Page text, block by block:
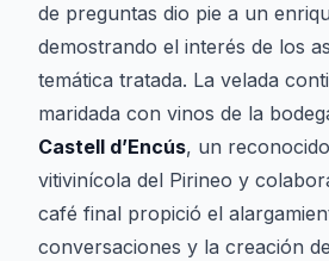
de preguntas dio pie a un
demostrando el interés de los
temática tratada. La velada
maridada con vinos de la
Castell d’Encús, un
vitivinícola del Pirineo y
café final propició el
conversaciones y la creación